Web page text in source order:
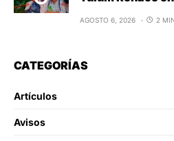
AGOSTO 6, 2026 2
CATEGORÍAS
Artículos
Avisos